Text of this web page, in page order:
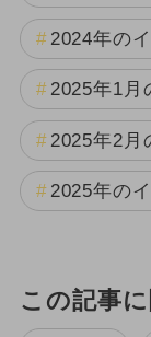
2024年の
2025年1月
2025年2月
2025年の
この記事